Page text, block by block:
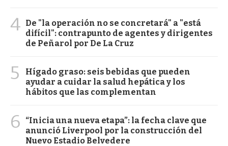
4 De "la operación no se concretará" a "está
difícil": contrapunto de agentes y dirigentes
de Peñarol por De La Cruz
5
Hígado graso: seis bebidas que pueden
ayudar a cuidar la salud hepática y los
hábitos que las complementan
6
“Inicia una nueva etapa”: la fecha clave que
anunció Liverpool por la construcción del
Nuevo Estadio Belvedere